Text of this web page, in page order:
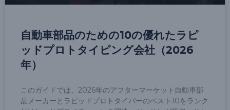
自動車部品のための10の優れたラピ
ッドプロトタイピング会社（2026
年）
このガイドでは、2026年のアフターマーケット自動車部
品メーカーとラピッドプロトタイパーのベスト10をランク